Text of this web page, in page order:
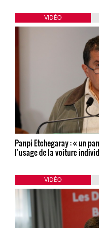
VIDÉO
Panpi Etchegaray : « un
l’usage de la voiture
VIDÉO